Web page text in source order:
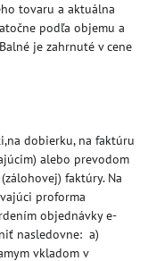
tovaru a aktuálna
podľa objemu a
je zahrnuté v cene
dobierku, na faktúru
alebo prevodom
faktúry. Na
proforma
objednávky e-
nasledovne: a)
vkladom v